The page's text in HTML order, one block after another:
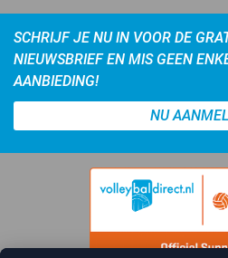
SCHRIJF JE NU IN VOOR DE
NIEUWSBRIEF EN MIS GEEN
AANBIEDING!
NU